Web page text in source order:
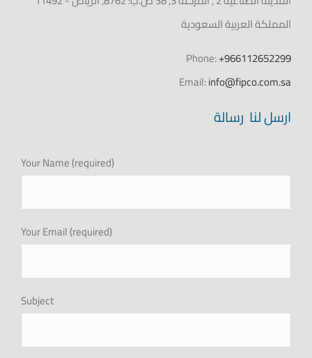
عن فيبكو
اطلب الأن
المملكة العربية السعودية
Phone:+966112652299
Email:info@fipco.com.sa
ارسل لنا رسالة
Your Name (required)
Your Email (required)
Subject